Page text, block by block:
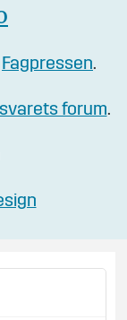
Fagpressen.
forum.